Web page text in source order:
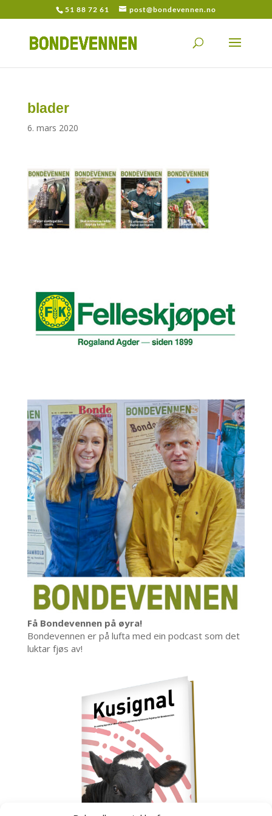
51 88 72 61 post@bondevennen.no
blader
6. mars 2020
Få Bondevennen på øyra!
Bondevennen er på lufta med ein podcast som det
luktar fjøs av!